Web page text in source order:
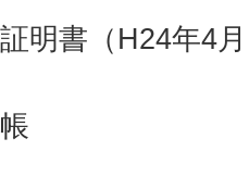
明書（H24年4